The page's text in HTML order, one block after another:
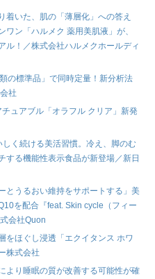
着いた、肌の「薄層化」への答え
ン「ハルメク 薬用美肌液」が、
ル！／株式会社ハルメクホールディ
の標準品」で同時定量！新分析法
社
ュアブル「オラフル クリア」新発
く続ける美活習慣。冷え、脚のむ
する機能性表示食品が新登場／新日
とうるおい維持をサポートする」美
を配合『feat. Skin cycle（フィー
会社Quon
をほぐし浸透「エクイタンス ホワ
株式会社
より睡眠の質が改善する可能性が確